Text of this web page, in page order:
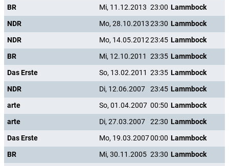
BR
Mi, 11.12.2013 23:00 Lammbock
NDR
Mo, 28.10.201323:30 Lammbock
NDR
Mo, 14.05.201223:45 Lammbock
BR
Mi, 12.10.2011 23:35 Lammbock
Das Erste
So, 13.02.2011 23:35 Lammbock
NDR
Di, 12.06.2007 23:45 Lammbock
arte
So, 01.04.2007 00:50 Lammbock
arte
Di, 27.03.2007 22:30 Lammbock
Das Erste
Mo, 19.03.200700:00 Lammbock
BR
Mi, 30.11.2005 23:30 Lammbock